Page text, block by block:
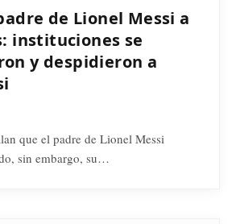
de Lionel Messi a
instituciones se
y despidieron a
que el padre de Lionel Messi
sin embargo, su…